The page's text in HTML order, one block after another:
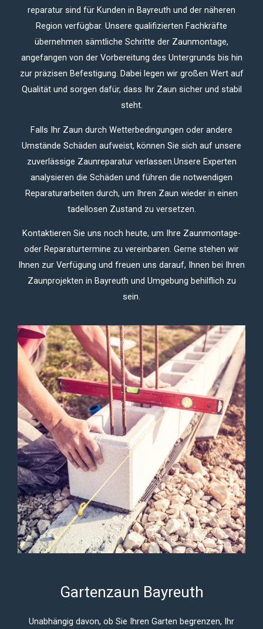
reparatur sind für Kunden in Bayreuth und der näheren
Region verfügbar. Unsere qualifizierten Fachkräfte
übernehmen sämtliche Schritte der Zaunmontage,
angefangen von der Vorbereitung des Untergrunds bis hin
zur präzisen Befestigung. Dabei legen wir großen Wert auf
Qualität und sorgen dafür, dass Ihr Zaun sicher und stabil
steht.
Falls Ihr Zaun durch Wetterbedingungen oder andere
Umstände Schäden aufweist, können Sie sich auf unsere
zuverlässige Zaunreparatur verlassen.Unsere Experten
analysieren die Schäden und führen die notwendigen
Reparaturarbeiten durch, um Ihren Zaun wieder in einen
tadellosen Zustand zu versetzen.
Kontaktieren Sie uns noch heute, um Ihre Zaunmontage-
oder Reparaturtermine zu vereinbaren. Gerne stehen wir
Ihnen zur Verfügung und freuen uns darauf, Ihnen bei Ihren
Zaunprojekten in Bayreuth und Umgebung behilflich zu
sein.
Gartenzaun Bayreuth
Unabhängig davon, ob Sie Ihren Garten begrenzen, Ihr